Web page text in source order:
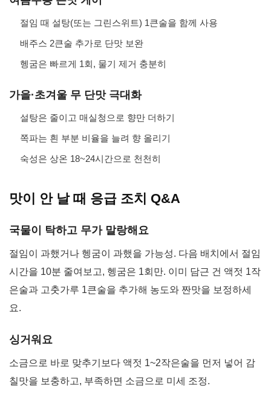
절임 때 설탕(또는 그린스위트) 1큰술을 함께 사용
배주스 2큰술 추가로 단맛 보완
헹굼은 빠르게 1회, 물기 제거 충분히
가을·초겨울 무 단맛 극대화
설탕은 줄이고 매실청으로 향만 더하기
쪽파는 흰 부분 비율을 늘려 향 올리기
숙성은 상온 18~24시간으로 천천히
맛이 안 날 때 응급 조치 Q&A
국물이 탁하고 무가 말랑해요
절임이 과했거나 헹굼이 과했을 가능성. 다음 배치에서 절임
시간을 10분 줄여보고, 헹굼은 1회만. 이미 담근 건 액젓 1작
은술과 고춧가루 1큰술을 추가해 농도와 짠맛을 보정하세
요.
싱거워요
소금으로 바로 맞추기보다 액젓 1~2작은술을 먼저 넣어 감
칠맛을 보충하고, 부족하면 소금으로 미세 조정.